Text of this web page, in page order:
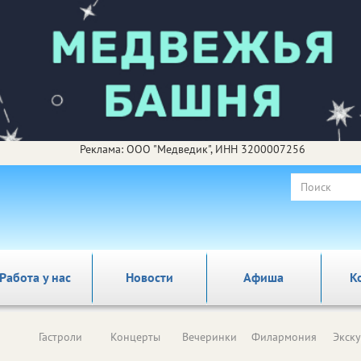
Реклама: ООО "Медведик", ИНН 3200007256
у нас Новости Афиша
Гастроли Концерты Вечеринки Филармония